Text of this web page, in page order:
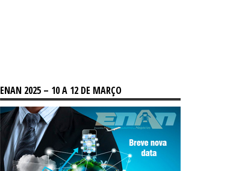
ENAN 2025 – 10 A 12 DE MARÇO